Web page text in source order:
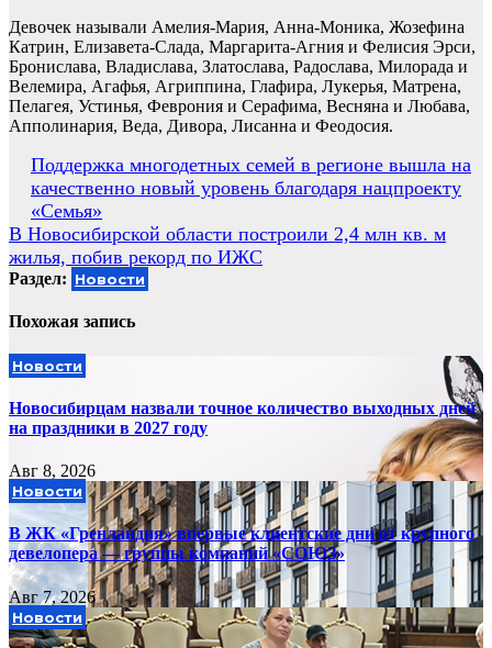
Девочек называли Амелия-Мария, Анна-Моника, Жозефина
Катрин, Елизавета-Слада, Маргарита-Агния и Фелисия Эрси,
Бронислава, Владислава, Златослава, Радослава, Милорада и
Велемира, Агафья, Агриппина, Глафира, Лукерья, Матрена,
Пелагея, Устинья, Феврония и Серафима, Весняна и Любава,
Апполинария, Веда, Дивора, Лисанна и Феодосия.
Навигация
по
записям
Поддержка многодетных семей в регионе вышла на
качественно новый уровень благодаря нацпроекту
«Семья»
В Новосибирской области построили 2,4 млн кв. м
жилья, побив рекорд по ИЖС
Раздел: Новости
Похожая запись
Новости
Новосибирцам назвали точное количество выходных дней
на праздники в 2027 году
Авг 8, 2026
Новости
В ЖК «Гренландия» впервые клиентские дни от крупного
девелопера — группы компаний «СОЮЗ»
Авг 7, 2026
Новости